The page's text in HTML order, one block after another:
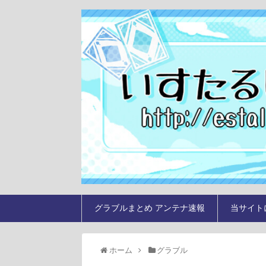
グラブルまとめ アンテナ速報 当サイ
ホーム グラブル